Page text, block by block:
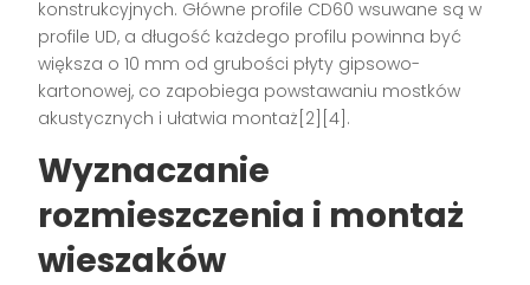
konstrukcyjnych. Główne profile CD60 wsuwane są w
profile UD, a długość każdego profilu powinna być
większa o 10 mm od grubości płyty gipsowo-
kartonowej, co zapobiega powstawaniu mostków
akustycznych i ułatwia montaż[2][4].
Wyznaczanie
rozmieszczenia i montaż
wieszaków